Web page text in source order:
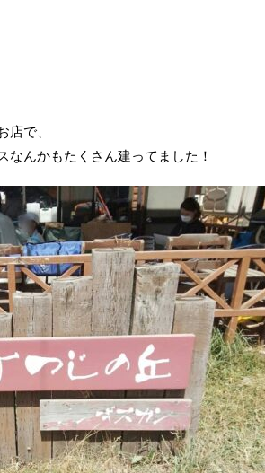
で、
んかもたくさん建ってました！